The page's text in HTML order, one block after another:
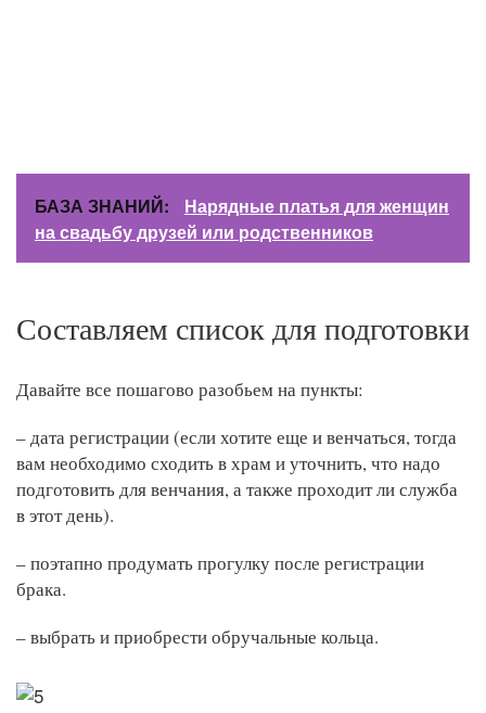
БАЗА ЗНАНИЙ:
Нарядные платья для женщин
на свадьбу друзей или родственников
Составляем список для подготовки
Давайте все пошагово разобьем на пункты:
– дата регистрации (если хотите еще и венчаться, тогда
вам необходимо сходить в храм и уточнить, что надо
подготовить для венчания, а также проходит ли служба
в этот день).
– поэтапно продумать прогулку после регистрации
брака.
– выбрать и приобрести обручальные кольца.